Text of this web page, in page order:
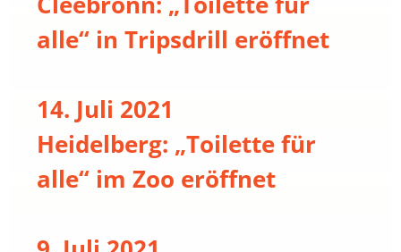
alle“ in Tripsdrill eröffnet
14. Juli 2021
Heidelberg: „Toilette für
alle“ im Zoo eröffnet